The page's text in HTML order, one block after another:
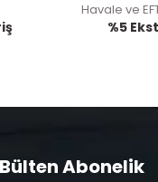
Havale ve
%5
Abonelik